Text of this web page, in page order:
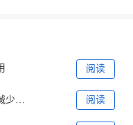
阅读
阅读